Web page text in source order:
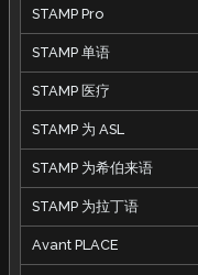
STAMP Pro
STAMP 单语
STAMP 医疗
STAMP 为 ASL
STAMP 为希伯来语
STAMP 为拉丁语
Avant PLACE